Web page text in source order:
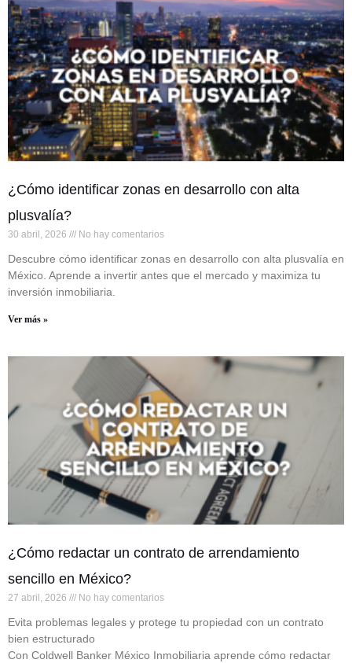
¿Cómo identificar zonas en desarrollo con alta
plusvalía?
30 abril, 2026 No hay comentarios
Descubre cómo identificar zonas en desarrollo con alta plusvalía en
México. Aprende a invertir antes que el mercado y maximiza tu
inversión inmobiliaria.
Ver más »
¿Cómo redactar un contrato de arrendamiento
sencillo en México?
27 abril, 2026 No hay comentarios
Evita problemas legales y protege tu propiedad con un contrato
bien estructurado
Con Coldwell Banker México Inmobiliaria aprende cómo redactar